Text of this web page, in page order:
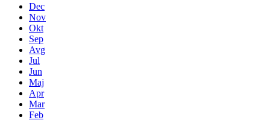
Dec
Nov
Okt
Sep
Avg
Jul
Jun
Maj
Apr
Mar
Feb